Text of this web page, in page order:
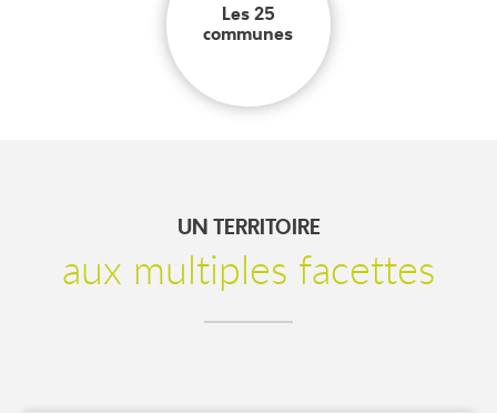
Les 25
communes
UN TERRITOIRE
aux multiples facettes